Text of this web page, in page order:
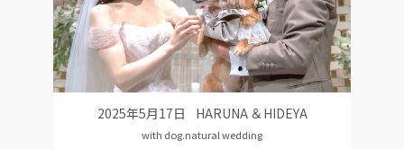
WEDDING REPORT
体験者レポート
PHOTO GALLERY
フォトギャラリー
PLAN
プラン
CEREMONY
挙式
PARTY CUISINE
料理
2025年5月17日 HARUNA ＆ HIDEYA
with dog.natural wedding